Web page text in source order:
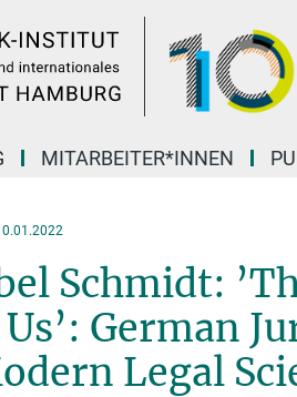
MITARBEITER*INNEN
Schmidt:
German
Legal